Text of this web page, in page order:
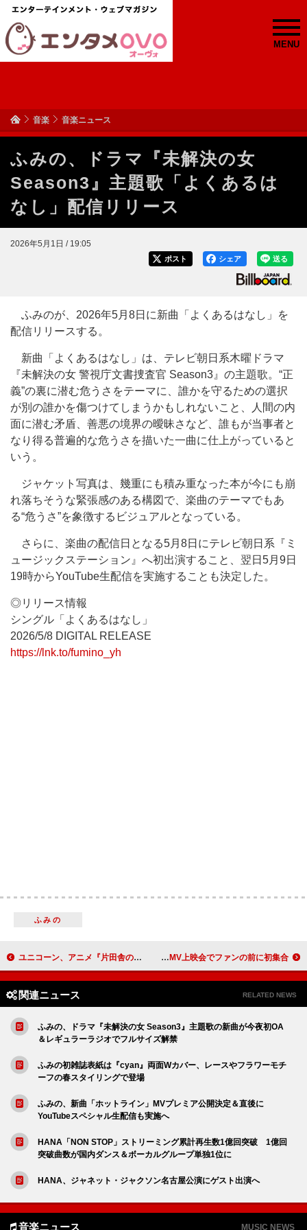
MENU
音楽 音楽ニュース
ふみの、ドラマ『未解決の女
Season3』主題歌「よくあるは
なし」配信リリース
2026年5月1日 / 19:05
送る
シェア
ポスト
ふみのが、2026年5月8日に新曲「よくあるはなし」を
配信リリースする。
新曲「よくあるはなし」は、テレビ朝日系木曜ドラマ
『未解決の女 警視庁文書捜査官 Season3』の主題歌。“正
義”の裏に潜む危うさをテーマに、誰かを守るための選択
が別の誰かを傷つけてしまうかもしれないこと、人間の内
面に潜む矛盾、善悪の境界の曖昧さなど、誰もが当事者と
なり得る普遍的な危うさを描いた一曲に仕上がっていると
いう。
ジャケット写真は、幾重にも積み重なった本が今にも崩
れ落ちそうな緊張感のある構図で、楽曲のテーマでもあ
る“危うさ”を象徴するビジュアルとなっている。
さらに、楽曲の配信日となる5月8日にテレビ朝日系『ミ
ュージックステーション』へ初出演すること、翌日5月9日
19時からYouTube生配信を実施することも決定した。
◎リリース情報
シングル「よくあるはなし」
2026/5/8 DIGITAL RELEASE
https://lnk.to/fumino_yh
ふみの
ユニコーン、アニメ『片田舎のおっさん、剣聖になるII』OP主題歌を担当 JO1＆INIのユニット・JI BLUE、サッカー日本代表テーマソング「景色」MV上映会でファンの前に初集合
関連ニュース RELATED NEWS
ふみの、ドラマ『未解決の女 Season3』主題歌の新曲が今夜初OA
＆レギュラーラジオでフルサイズ解禁
ふみの初雑誌表紙は『cyan』両面Wカバー、レースやフラワーモチ
ーフの春スタイリングで登場
ふみの、新曲「ホットライン」MVプレミア公開決定＆直後に
YouTubeスペシャル生配信も実施へ
HANA「NON STOP」ストリーミング累計再生数1億回突破 1億回
突破曲数が国内ダンス＆ボーカルグループ単独1位に
HANA、ジャネット・ジャクソン名古屋公演にゲスト出演へ
音楽ニュース MUSIC NEWS